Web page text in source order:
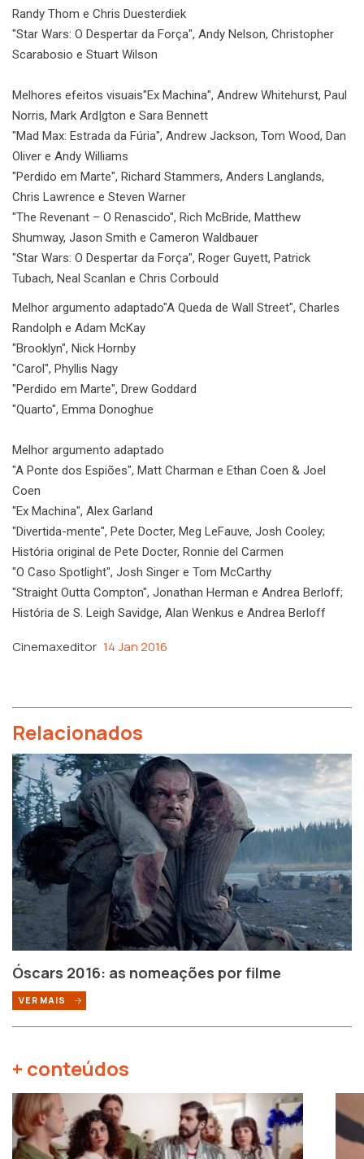
Randy Thom e Chris Duesterdiek
"Star Wars: O Despertar da Força", Andy Nelson, Christopher
Scarabosio e Stuart Wilson
Melhores efeitos visuais"Ex Machina", Andrew Whitehurst, Paul
Norris, Mark Ard|gton e Sara Bennett
"Mad Max: Estrada da Fúria", Andrew Jackson, Tom Wood, Dan
Oliver e Andy Williams
"Perdido em Marte", Richard Stammers, Anders Langlands,
Chris Lawrence e Steven Warner
"The Revenant – O Renascido", Rich McBride, Matthew
Shumway, Jason Smith e Cameron Waldbauer
"Star Wars: O Despertar da Força", Roger Guyett, Patrick
Tubach, Neal Scanlan e Chris Corbould
Melhor argumento adaptado"A Queda de Wall Street", Charles
Randolph e Adam McKay
"Brooklyn", Nick Hornby
"Carol", Phyllis Nagy
"Perdido em Marte", Drew Goddard
"Quarto", Emma Donoghue
Melhor argumento adaptado
"A Ponte dos Espiões", Matt Charman e Ethan Coen & Joel
Coen
"Ex Machina", Alex Garland
"Divertida-mente", Pete Docter, Meg LeFauve, Josh Cooley;
História original de Pete Docter, Ronnie del Carmen
"O Caso Spotlight", Josh Singer e Tom McCarthy
"Straight Outta Compton", Jonathan Herman e Andrea Berloff;
História de S. Leigh Savidge, Alan Wenkus e Andrea Berloff
Cinemaxeditor 14 Jan 2016
Relacionados
Óscars 2016: as nomeações por filme
VER MAIS
+ conteúdos